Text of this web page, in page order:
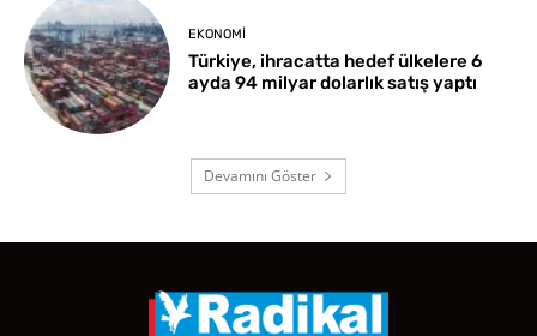
EKONOMI
Türkiye, ihracatta hedef ülkelere 6
ayda 94 milyar dolarlık satış yaptı
Devamını Göster